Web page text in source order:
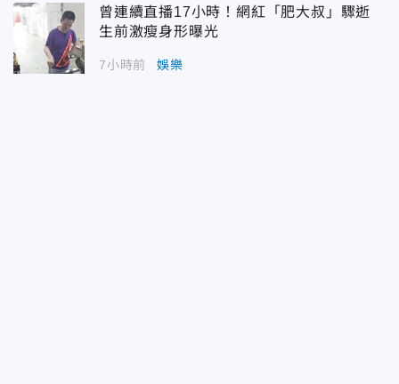
曾連續直播17小時！網紅「肥大叔」驟逝
生前激瘦身形曝光
7小時前 娛樂